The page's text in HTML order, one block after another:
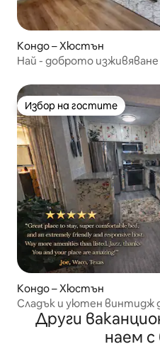
Кондо – Хюстън
Най - доброто
Избор на гостите
Избор на гостите
Кондо – Хюстън
Сладък и уютен винтидж
NRGДруги
наем с